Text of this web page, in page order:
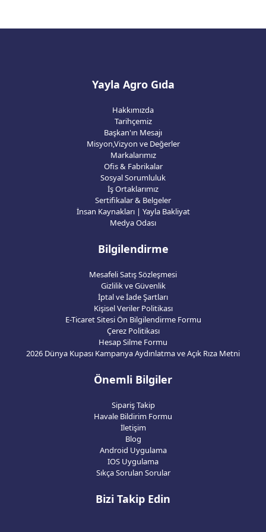
Yayla Agro Gıda
Hakkımızda
Tarihçemiz
Başkan'ın Mesajı
Misyon,Vizyon ve Değerler
Markalarımız
Ofis & Fabrikalar
Sosyal Sorumluluk
İş Ortaklarımız
Sertifikalar & Belgeler
İnsan Kaynakları | Yayla Bakliyat
Medya Odası
Bilgilendirme
Mesafeli Satış Sözleşmesi
Gizlilik ve Güvenlik
İptal ve İade Şartları
Kişisel Veriler Politikası
E-Ticaret Sitesi Ön Bilgilendirme Formu
Çerez Politikası
Hesap Silme Formu
2026 Dünya Kupası Kampanya Aydınlatma ve Açık Rıza Metni
Önemli Bilgiler
Sipariş Takip
Havale Bildirim Formu
İletişim
Blog
Android Uygulama
IOS Uygulama
Sıkça Sorulan Sorular
Bizi Takip Edin